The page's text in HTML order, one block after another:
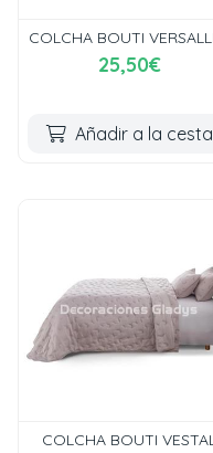
COLCHA BOUTI
25,50€
Añadir a la cesta
COLCHA BOUTI